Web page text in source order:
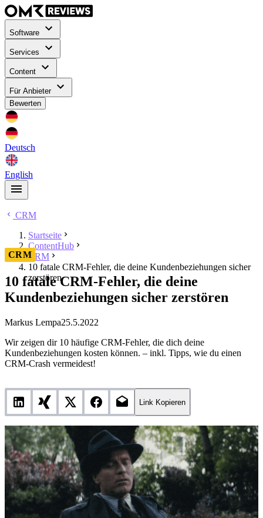
Software
Services
Content
Für Anbieter
Bewerten
Deutsch
English
CRM
Startseite
ContentHub
CRM
10 fatale CRM-Fehler, die deine Kundenbeziehungen sicher
zerstören
CRM
10 fatale CRM-Fehler, die deine
Kundenbeziehungen sicher zerstören
Markus Lempa25.5.2022
Wir zeigen dir 10 häufige CRM-Fehler, die dich deine
Kundenbeziehungen kosten können. – inkl. Tipps, wie du einen
CRM-Crash vermeidest!
Link Kopieren